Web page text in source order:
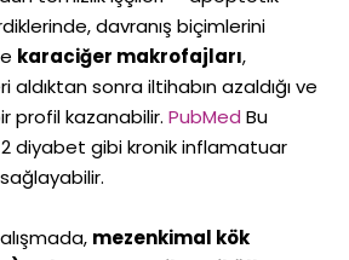
davranış biçimlerini
karaciğer makrofajları,
sonra iltihabın azaldığı ve
profil kazanabilir.PubMed Bu
diyabet gibi kronik inflamatuar
mezenkimal kök